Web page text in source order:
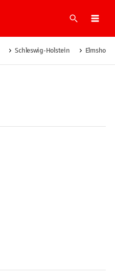
Suche
Schleswig-Holstein Elmshorn